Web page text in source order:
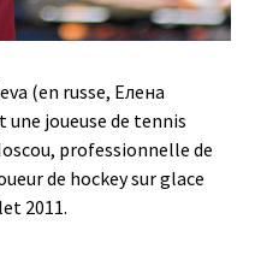
(en russe, Елена
une joueuse de tennis
professionnelle de
de hockey sur glace
2011.